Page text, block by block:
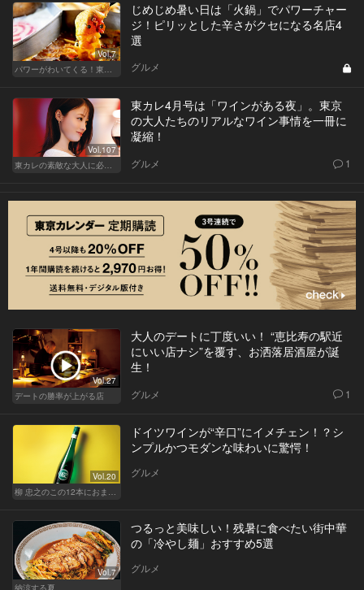
Vol.7
パワーがわいてくる！東京のおすすめ火鍋
じめじめ暑い日は「火鍋」でパワーチャー
ジ！ピリッとした辛さがクセになる名店4
選
グルメ
Vol.107
東カレの素敵な大人に必要なこと
東カレ4月号は「ワインがある夜」。東京
の大人たちのリアルなワイン事情を一冊に
凝縮！
グルメ 1
Vol.27
デートの勝率が上がる店
大人のデートに丁度いい！ “恵比寿の駅近
にいい店ナシ”を覆す、お洒落居酒屋が誕
生！
グルメ 1
Vol.20
柳 忠之のこの12本におまかせ
ドイツワインが“辛口”にイメチェン！？シ
ンプルかつモダンな味わいに驚愕！
グルメ
Vol.7
納涼する夏。
つるっと美味しい！残暑に食べたい街中華
の「冷やし麺」おすすめ5選
グルメ